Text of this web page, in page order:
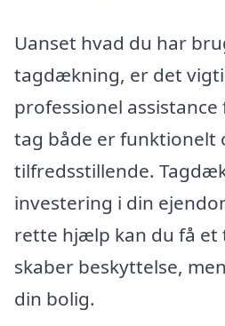
Uanset hvad du har
tagdækning, er det
professionel
tag både er funktionelt
tilfredsstillende.
investering i din
rette hjælp kan du få et
skaber beskyttelse,
din bolig.